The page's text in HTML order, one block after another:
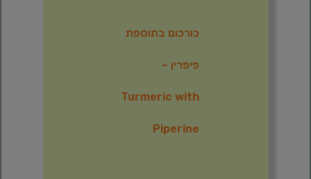
כורכום בתוספת
פיפרין –
Turmeric with
Piperine